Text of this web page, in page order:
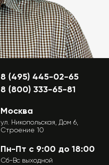
8 (495) 445-02-65
8 (800) 333-65-81
Москва
ул. Никопольская, Дом 6,
Строение 10
Пн-Пт с 9:00 до 18:00
Сб-Вс выходной